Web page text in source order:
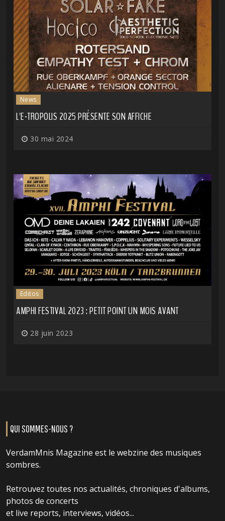
News
L'E-TROPOLIS 2025 PRÉSENTE SON AFFICHE
30 mai 2024
Editos
AMPHI FESTIVAL 2023 : PETIT POINT UN MOIS AVANT
28 juin 2023
QUI SOMMES-NOUS ?
VerdamMnis Magazine est le webzine des musiques
sombres.
Retrouvez toutes nos actualités, chroniques d'albums,
photos de concerts
et live reports, interviews, vidéos...